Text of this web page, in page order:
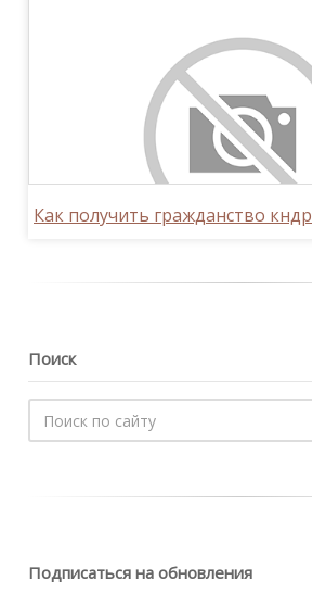
Как получить гражданство кндр
Поиск
Подписаться на обновления